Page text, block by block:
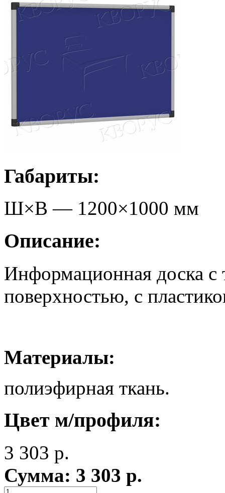
Габариты:
Ш×В — 1200×1000 мм
Описание:
Информационная доска с
поверхностью, с
Материалы:
полиэфирная ткань.
Цвет м/профиля:
3 303 р.
Сумма: 3 303 р.